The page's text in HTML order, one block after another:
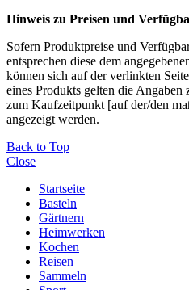
Hinweis zu Preisen und
Sofern Produktpreise und
entsprechen diese dem
können sich auf der verlinkten
eines Produkts gelten die
zum Kaufzeitpunkt [auf der/den
angezeigt werden.
Back to Top
Close
Startseite
Basteln
Gärtnern
Heimwerken
Kochen
Reisen
Sammeln